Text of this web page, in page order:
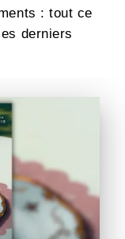
: tout ce
derniers